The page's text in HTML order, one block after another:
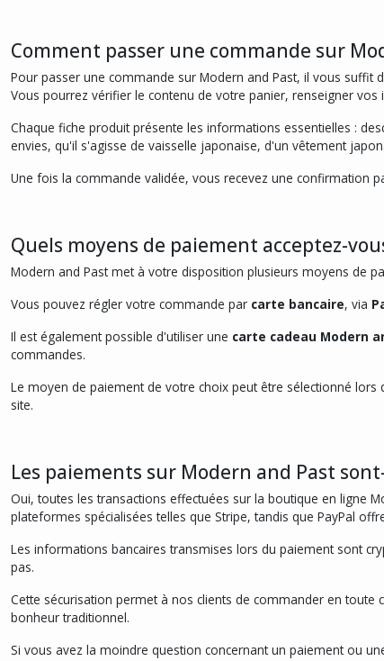
Comment passer une commande sur
Pour passer une commande sur Modern and Past, il vous
Vous pourrez vérifier le contenu de votre panier, renseigner
Chaque fiche produit présente les informations essentielles :
envies, qu'il s'agisse de vaisselle japonaise, d'un vêtement
Une fois la commande validée, vous recevez une confirmation
Quels moyens de paiement acceptez-
Modern and Past met à votre disposition plusieurs moyens de
Vous pouvez régler votre commande par carte bancaire, via
Il est également possible d'utiliser une carte cadeau Modern
commandes.
Le moyen de paiement de votre choix peut être sélectionné
site.
Les paiements sur Modern and Past
Oui, toutes les transactions effectuées sur la boutique en ligne
plateformes spécialisées telles que Stripe, tandis que PayPal
Les informations bancaires transmises lors du paiement sont
pas.
Cette sécurisation permet à nos clients de commander en
bonheur traditionnel.
Si vous avez la moindre question concernant un paiement ou